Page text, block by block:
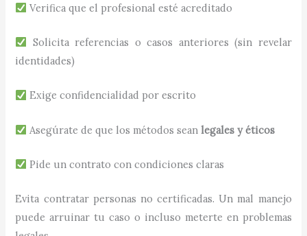
Verifica que el profesional esté acreditado
Solicita referencias o casos anteriores (sin revelar
identidades)
Exige confidencialidad por escrito
Asegúrate de que los métodos seanlegales y éticos
Pide un contrato con condiciones claras
Evita contratar personas no certificadas. Un mal manejo
puede arruinar tu caso o incluso meterte en problemas